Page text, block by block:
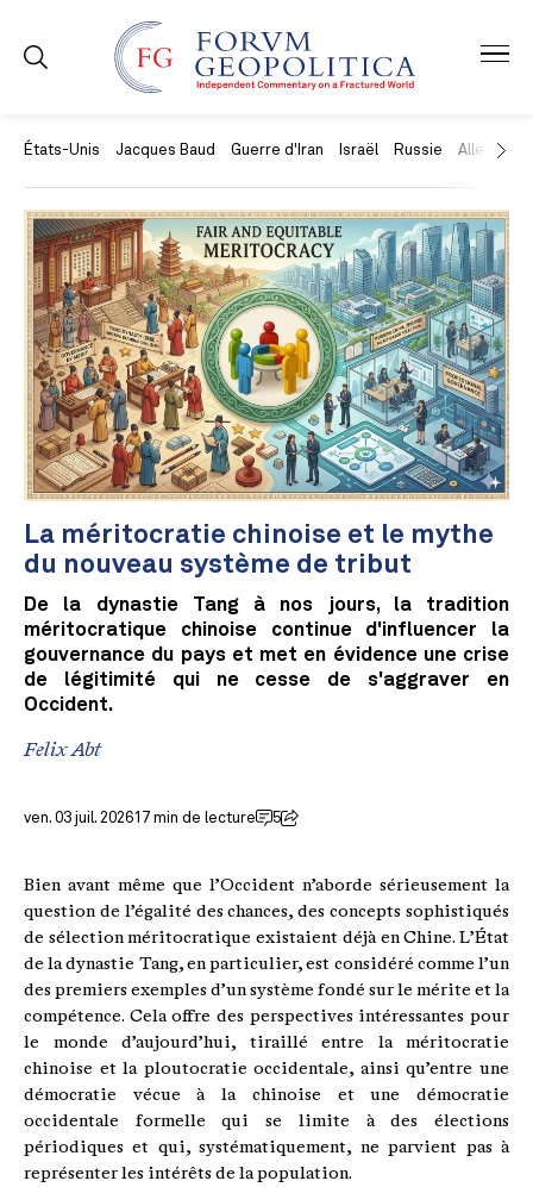
États-Unis Jacques Baud Guerre d'Iran Israël Russie Allemagne
La méritocratie chinoise et le mythe
du nouveau système de tribut
De la dynastie Tang à nos jours, la tradition
méritocratique chinoise continue d'influencer la
gouvernance du pays et met en évidence une crise
de légitimité qui ne cesse de s'aggraver en
Occident.
Felix Abt
ven. 03 juil. 202617 min de lecture 5
Bien avant même que l’Occident n’aborde sérieusement la
question de l’égalité des chances, des concepts sophistiqués
de sélection méritocratique existaient déjà en Chine. L’État
de la dynastie Tang, en particulier, est considéré comme l’un
des premiers exemples d’un système fondé sur le mérite et la
compétence. Cela offre des perspectives intéressantes pour
le monde d’aujourd’hui, tiraillé entre la méritocratie
chinoise et la ploutocratie occidentale, ainsi qu’entre une
démocratie vécue à la chinoise et une démocratie
occidentale formelle qui se limite à des élections
périodiques et qui, systématiquement, ne parvient pas à
représenter les intérêts de la population.